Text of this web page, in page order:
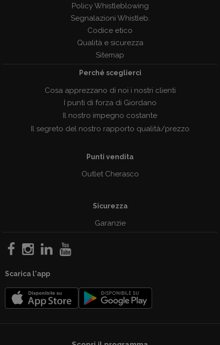
Policy Whistleblowing
Segnalazioni Whistleb.
Codice etico
Qualità e sicurezza
Sitemap
Perché sceglierci
Cosa apprezzano di noi i nostri clienti
I punti di forza di Giordano
Il nostro impegno costante
Il segreto del nostro rapporto qualità/prezzo
Punti vendita
Outlet Cherasco
Sicurezza
Garanzie
Scarica l'app